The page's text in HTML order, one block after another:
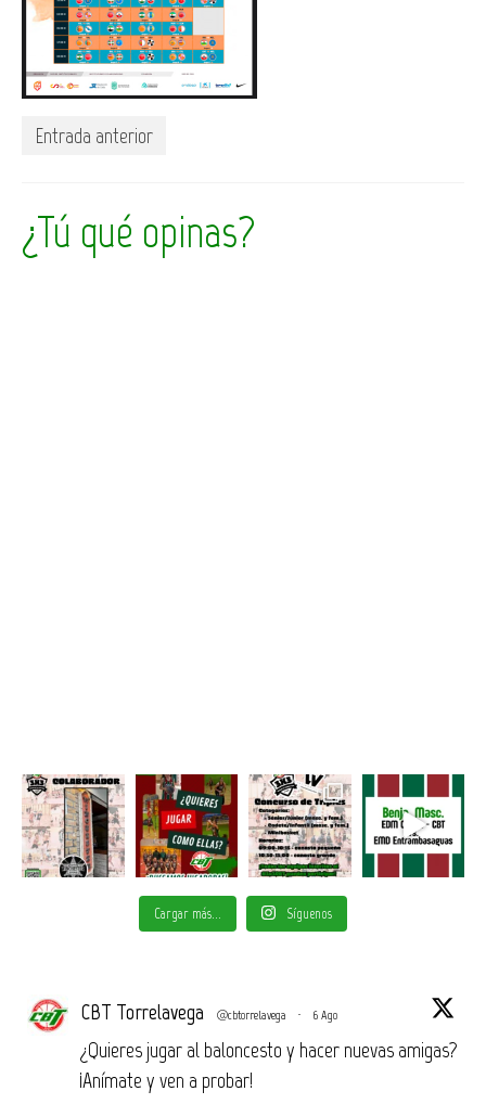
Entrada anterior
¿Tú qué opinas?
Cargar más... Síguenos
CBT Torrelavega @cbtorrelavega · 6 Ago
¿Quieres jugar al baloncesto y hacer nuevas amigas?
¡Anímate y ven a probar!